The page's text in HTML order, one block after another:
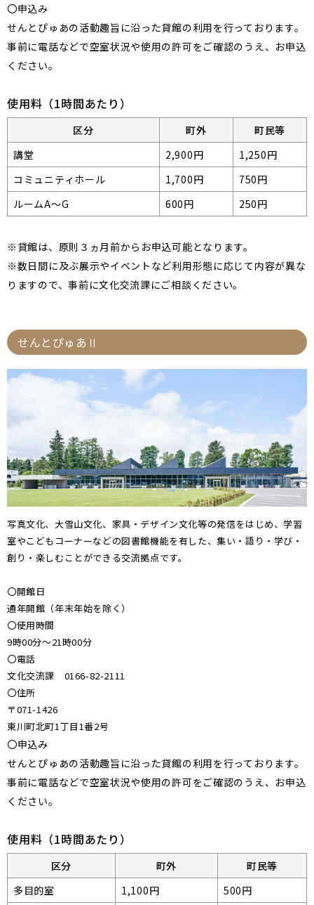
〇申込み
せんとぴゅあの活動趣旨に沿った貸館の利用を行っております。
事前に電話などで空室状況や使用の許可をご確認のうえ、お申込
ください。
使用料（1時間あたり）
区分 町外
町民等
講堂
2,900円
1,250円
コミュニティホール
1,700円
750円
ルームA～G
600円 250円
※貸館は、原則３ヵ月前からお申込可能となります。
※数日間に及ぶ展示やイベントなど利用形態に応じて内容が異な
りますので、事前に文化交流課にご相談ください。
せんとぴゅあⅡ
写真文化、大雪山文化、家具・デザイン文化等の発信をはじめ、学習
室やこどもコーナーなどの図書館機能を有した、集い・語り・学び・
創り・楽しむことができる交流拠点です。
〇開館日
通年開館（年末年始を除く）
〇使用時間
9時00分～21時00分
〇電話
文化交流課 0166-82-2111
〇住所
〒071-1426
東川町北町1丁目1番2号
〇申込み
せんとぴゅあの活動趣旨に沿った貸館の利用を行っております。
事前に電話などで空室状況や使用の許可をご確認のうえ、お申込
ください。
使用料（1時間あたり）
区分 町外
町民等
多目的室
1,100円 500円